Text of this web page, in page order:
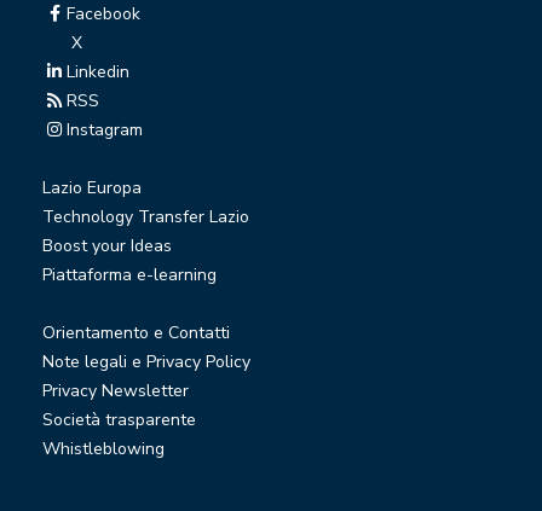
Facebook
X
Linkedin
RSS
Instagram
Lazio Europa
Technology Transfer Lazio
Boost your Ideas
Piattaforma e-learning
Orientamento e Contatti
Note legali e Privacy Policy
Privacy Newsletter
Società trasparente
Whistleblowing